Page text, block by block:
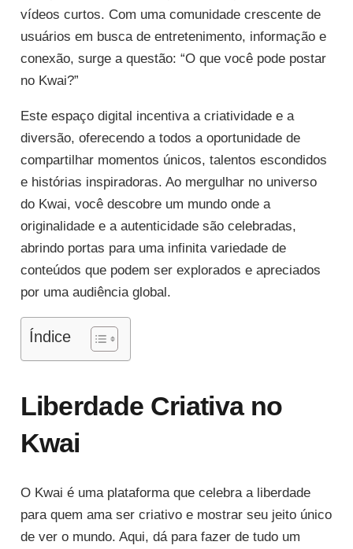
vídeos curtos. Com uma comunidade crescente de
usuários em busca de entretenimento, informação e
conexão, surge a questão: “O que você pode postar
no Kwai?”
Este espaço digital incentiva a criatividade e a
diversão, oferecendo a todos a oportunidade de
compartilhar momentos únicos, talentos escondidos
e histórias inspiradoras. Ao mergulhar no universo
do Kwai, você descobre um mundo onde a
originalidade e a autenticidade são celebradas,
abrindo portas para uma infinita variedade de
conteúdos que podem ser explorados e apreciados
por uma audiência global.
Índice
Liberdade Criativa no
Kwai
O Kwai é uma plataforma que celebra a liberdade
para quem ama ser criativo e mostrar seu jeito único
de ver o mundo. Aqui, dá para fazer de tudo um